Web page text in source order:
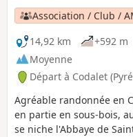
Association / Club /
14,92 km
+592 m
Moyenne
Départ à Codalet
Agréable randonnée en
en partie en sous-bois,
se niche l'Abbaye de